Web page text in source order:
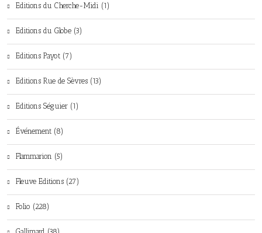
Editions du Cherche-Midi (1)
Editions du Globe (3)
Editions Payot (7)
Editions Rue de Sèvres (13)
Editions Séguier (1)
Événement (8)
Flammarion (5)
Fleuve Editions (27)
Folio (228)